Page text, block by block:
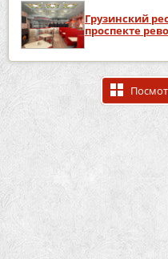
Грузинский
проспекте